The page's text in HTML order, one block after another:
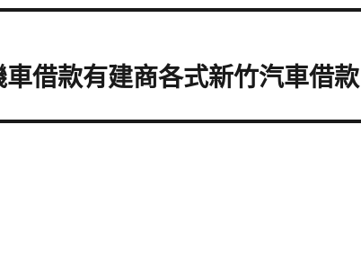
借款有建商各式新竹汽車借款